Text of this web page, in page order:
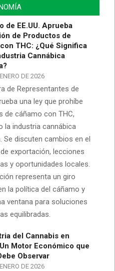
de EE.UU. Aprueba
de Productos de
THC: ¿Qué Significa
Cannábica
DE 2026
de Representantes de
una ley que prohíbe
de cáñamo con THC,
la industria cannábica
Se discuten cambios en el
exportación, lecciones
y oportunidades locales.
representa un giro
la política del cáñamo y
ventana para soluciones
equilibradas.
del Cannabis en
Motor Económico que
Observar
DE 2026